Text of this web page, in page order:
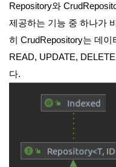
Repository와
제공하는 기능 중 하나가
히 CrudRepository는 데
READ, UPDATE,
다.